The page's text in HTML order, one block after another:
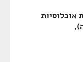
אוכלוסיות